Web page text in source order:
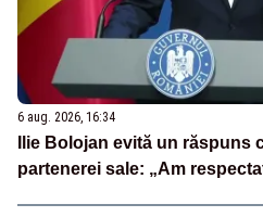
6 aug. 2026, 16:34
Ilie Bolojan evită un răspuns
partenerei sale: „Am